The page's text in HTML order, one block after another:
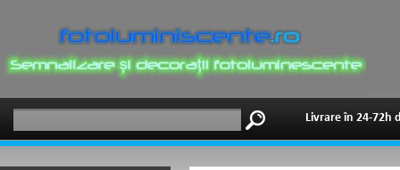
Livrare în 24-72h